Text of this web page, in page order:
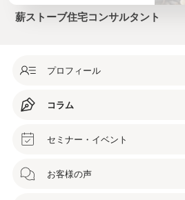
薪ストーブ住宅コンサルタント
プロフィール
コラム
セミナー・イベント
お客様の声